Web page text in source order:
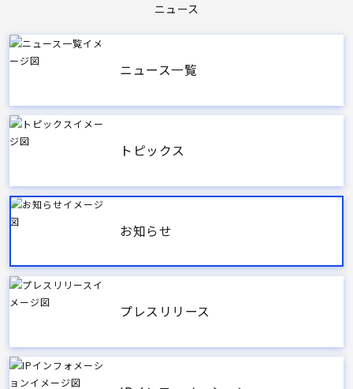
ニュース
ニュース一覧
トピックス
お知らせ
プレスリリース